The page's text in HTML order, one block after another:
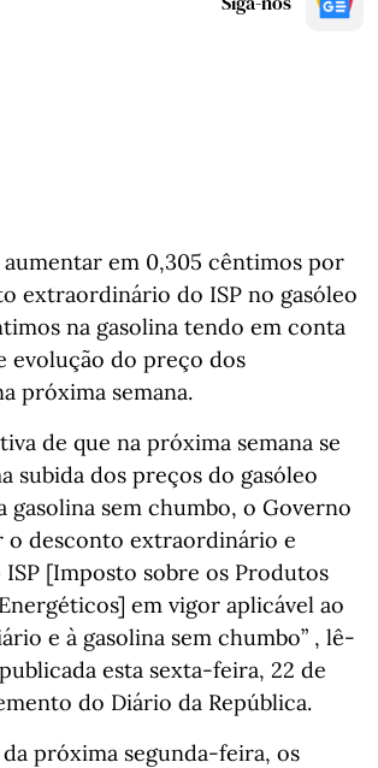
em 0,305 cêntimos por
extraordinário do ISP no gasóleo
na gasolina tendo em conta
evolução do preço dos
próxima semana.
de que na próxima semana se
subida dos preços do gasóleo
gasolina sem chumbo, o Governo
o desconto extraordinário e
[Imposto sobre os Produtos
em vigor aplicável ao
e à gasolina sem chumbo” , lê-
esta sexta-feira, 22 de
do Diário da República.
próxima segunda-feira, os